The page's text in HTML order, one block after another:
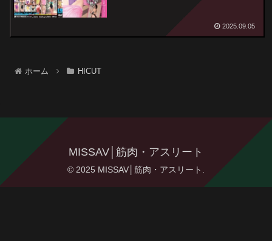
2025.09.05
ホーム HICUT
MISSAV│筋肉・アスリート
© 2025 MISSAV│筋肉・アスリート.